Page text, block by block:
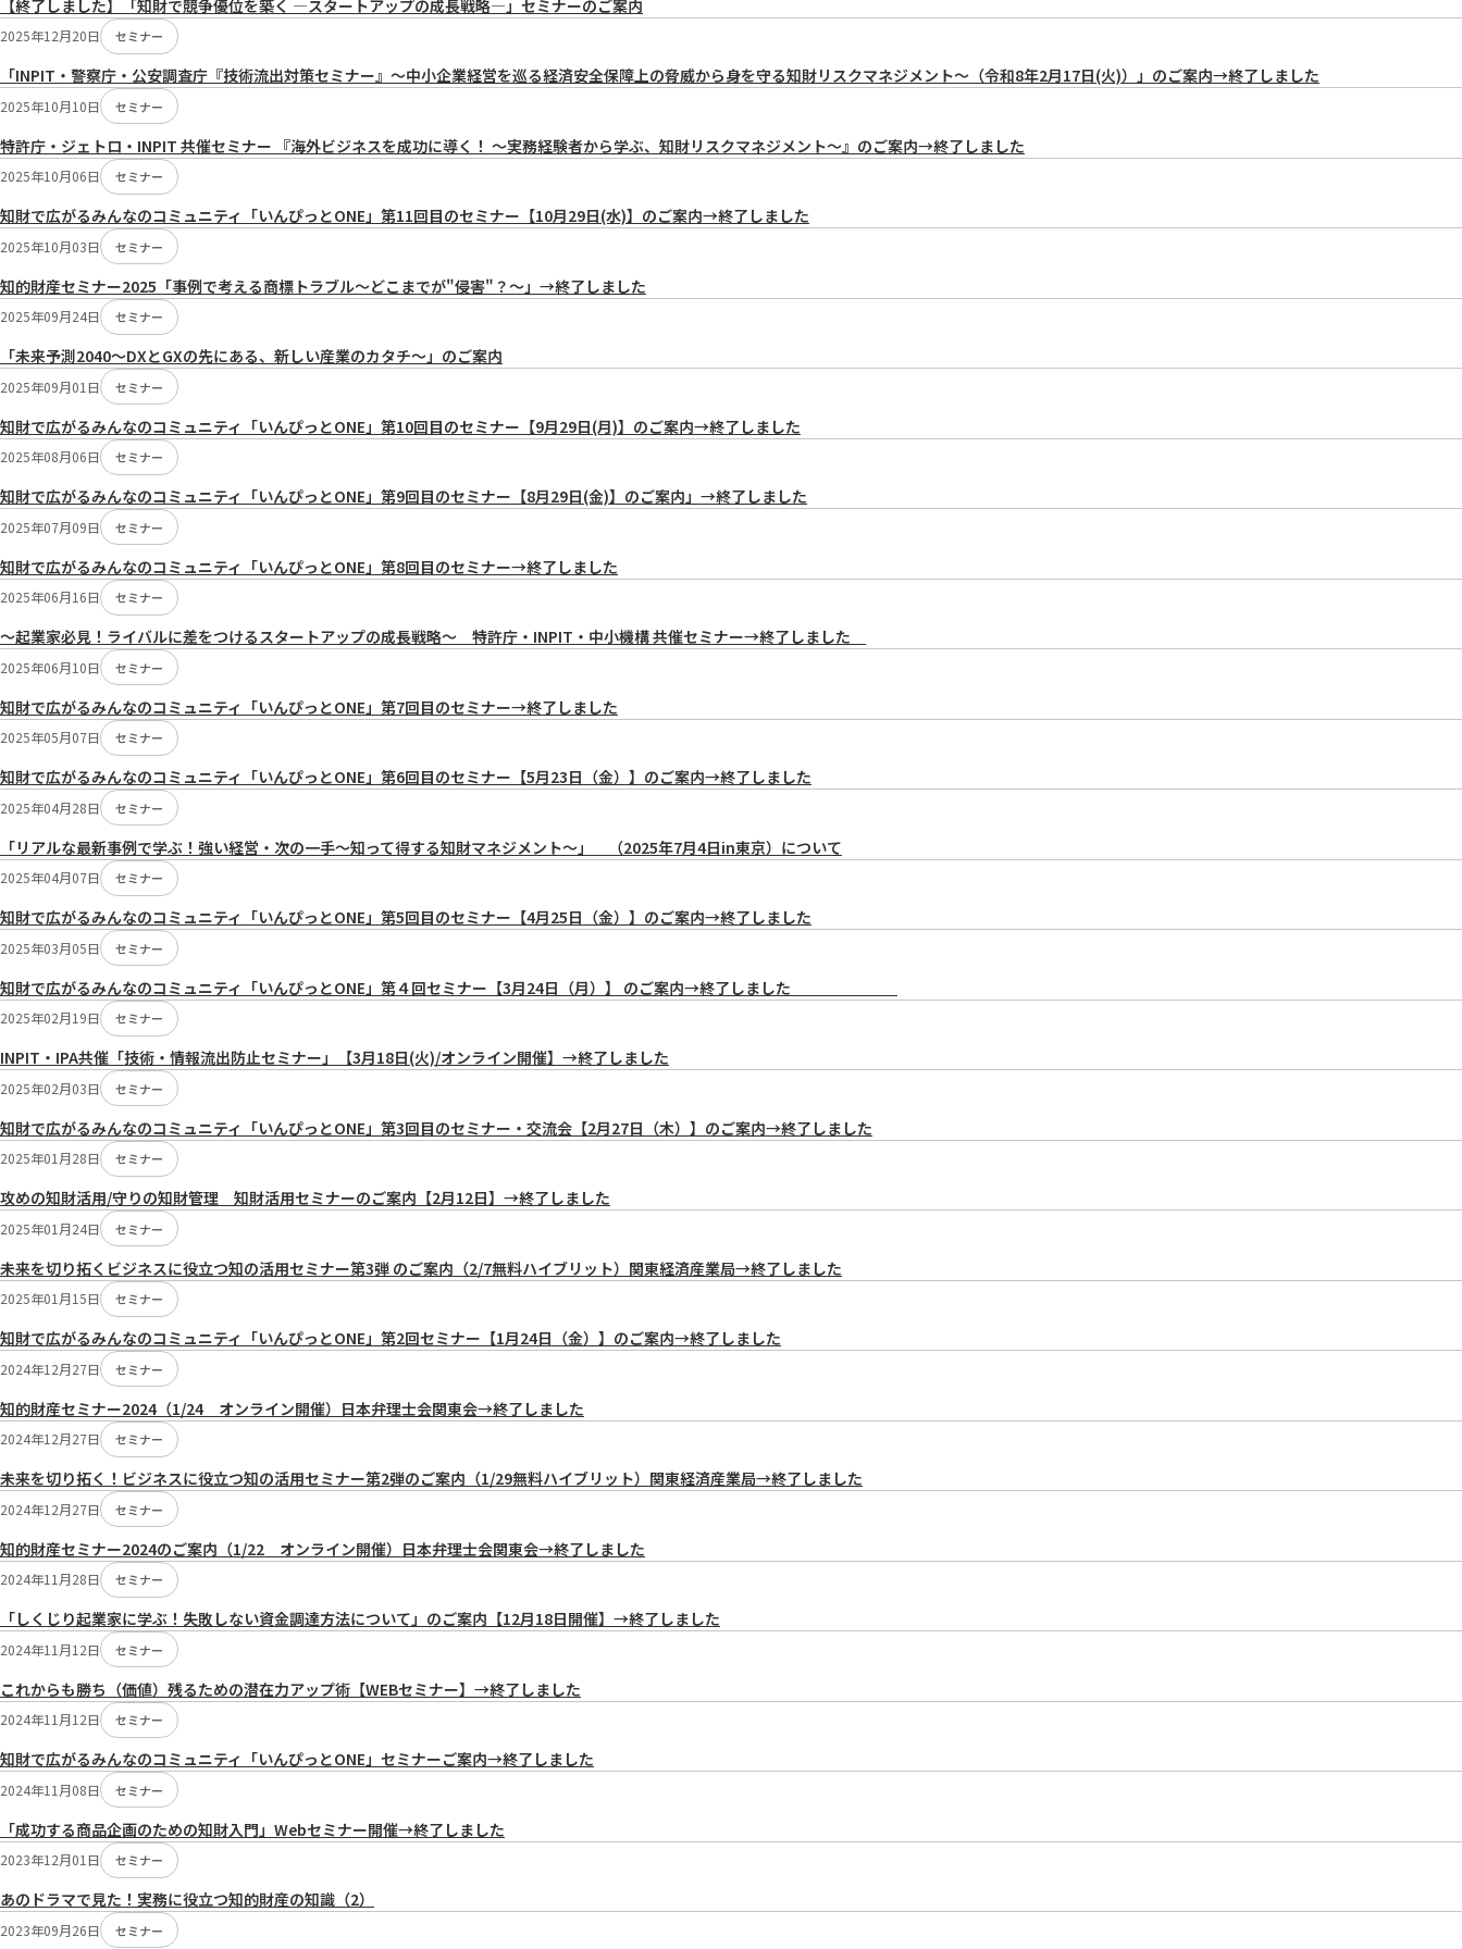
切
り
替
え：
【終了しました】「知財で競争優位を築く ―スタートアップの成長戦略―」セミナーのご案内
2025年12月20日 セミナー
「INPIT・警察庁・公安調査庁『技術流出対策セミナー』～中小企業経営を巡る経済安全保障上の脅威から身を守る知財リスクマネジメント～（令和8年2月17日(火)）」のご案内→終了しました
2025年10月10日 セミナー
特許庁・ジェトロ・INPIT 共催セミナー 『海外ビジネスを成功に導く！ ～実務経験者から学ぶ、知財リスクマネジメント～』のご案内→終了しました
2025年10月06日 セミナー
知財で広がるみんなのコミュニティ「いんぴっとONE」第11回目のセミナー【10月29日(水)】のご案内→終了しました
2025年10月03日 セミナー
知的財産セミナー2025「事例で考える商標トラブル～どこまでが"侵害"？～」→終了しました
2025年09月24日 セミナー
「未来予測2040～DXとGXの先にある、新しい産業のカタチ～」のご案内
2025年09月01日 セミナー
知財で広がるみんなのコミュニティ「いんぴっとONE」第10回目のセミナー【9月29日(月)】のご案内→終了しました
2025年08月06日 セミナー
知財で広がるみんなのコミュニティ「いんぴっとONE」第9回目のセミナー【8月29日(金)】のご案内」→終了しました
2025年07月09日 セミナー
知財で広がるみんなのコミュニティ「いんぴっとONE」第8回目のセミナー→終了しました
2025年06月16日 セミナー
～起業家必見！ライバルに差をつけるスタートアップの成長戦略～ 特許庁・INPIT・中小機構 共催セミナー→終了しました
2025年06月10日 セミナー
知財で広がるみんなのコミュニティ「いんぴっとONE」第7回目のセミナー→終了しました
2025年05月07日 セミナー
知財で広がるみんなのコミュニティ「いんぴっとONE」第6回目のセミナー【5月23日（金）】のご案内→終了しました
2025年04月28日 セミナー
「リアルな最新事例で学ぶ！強い経営・次の一手～知って得する知財マネジメント～」 （2025年7月4日in東京）について
2025年04月07日 セミナー
知財で広がるみんなのコミュニティ「いんぴっとONE」第5回目のセミナー【4月25日（金）】のご案内→終了しました
2025年03月05日 セミナー
知財で広がるみんなのコミュニティ「いんぴっとONE」第４回セミナー【3月24日（月）】 のご案内→終了しました
2025年02月19日 セミナー
INPIT・IPA共催「技術・情報流出防止セミナー」【3月18日(火)/オンライン開催】→終了しました
2025年02月03日 セミナー
知財で広がるみんなのコミュニティ「いんぴっとONE」第3回目のセミナー・交流会【2月27日（木）】のご案内→終了しました
2025年01月28日 セミナー
攻めの知財活用/守りの知財管理 知財活用セミナーのご案内【2月12日】→終了しました
2025年01月24日 セミナー
未来を切り拓くビジネスに役立つ知の活用セミナー第3弾 のご案内（2/7無料ハイブリット）関東経済産業局→終了しました
2025年01月15日 セミナー
知財で広がるみんなのコミュニティ「いんぴっとONE」第2回セミナー【1月24日（金）】のご案内→終了しました
2024年12月27日 セミナー
知的財産セミナー2024（1/24 オンライン開催）日本弁理士会関東会→終了しました
2024年12月27日 セミナー
未来を切り拓く！ビジネスに役立つ知の活用セミナー第2弾のご案内（1/29無料ハイブリット）関東経済産業局→終了しました
2024年12月27日 セミナー
知的財産セミナー2024のご案内（1/22 オンライン開催）日本弁理士会関東会→終了しました
2024年11月28日 セミナー
「しくじり起業家に学ぶ！失敗しない資金調達方法について」のご案内【12月18日開催】→終了しました
2024年11月12日 セミナー
これからも勝ち（価値）残るための潜在力アップ術【WEBセミナー】→終了しました
2024年11月12日 セミナー
知財で広がるみんなのコミュニティ「いんぴっとONE」セミナーご案内→終了しました
2024年11月08日 セミナー
「成功する商品企画のための知財入門」Webセミナー開催→終了しました
2023年12月01日 セミナー
あのドラマで見た！実務に役立つ知的財産の知識（2）
2023年09月26日 セミナー